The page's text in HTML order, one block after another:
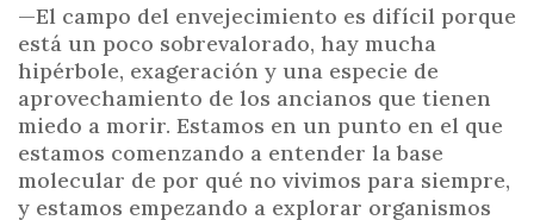
—El campo del envejecimiento es difícil porque
está un poco sobrevalorado, hay mucha
hipérbole, exageración y una especie de
aprovechamiento de los ancianos que tienen
miedo a morir. Estamos en un punto en el que
estamos comenzando a entender la base
molecular de por qué no vivimos para siempre,
y estamos empezando a explorar organismos